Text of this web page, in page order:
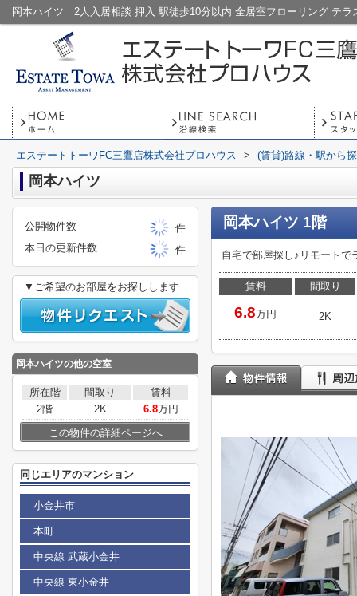
エステートトーワFC三鷹店株式会社プロハウス > (賃貸)路線・駅から
岡本ハイツ
岡本ハイツ 1階
自宅で部屋探し♪リモート
賃料
6.8万円
間取り
2K
公開物件数
件
本日の更新件数
件
▼ご希望のお部屋をお探しします
岡本ハイツの他の空室
所在階 間取り
賃料
2階
2K 6.8万円
この物件の詳細ページへ
同じエリアのマンション
小金井市
本町
中央線 武蔵小金井
中央線 東小金井